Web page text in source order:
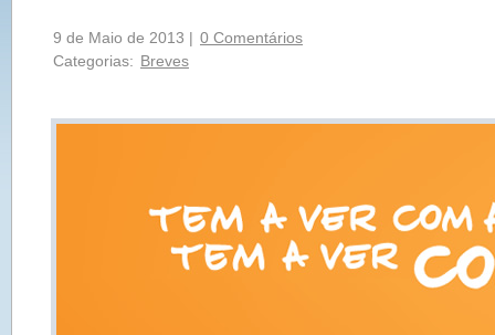
9 de Maio de 2013 | 0 Comentários
Categorias: Breves